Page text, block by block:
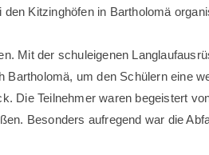
Kitzinghöfen in Bartholomä
Mit der schuleigenen
Bartholomä, um den Schülern eine
Die Teilnehmer waren begeistert
Besonders aufregend war die